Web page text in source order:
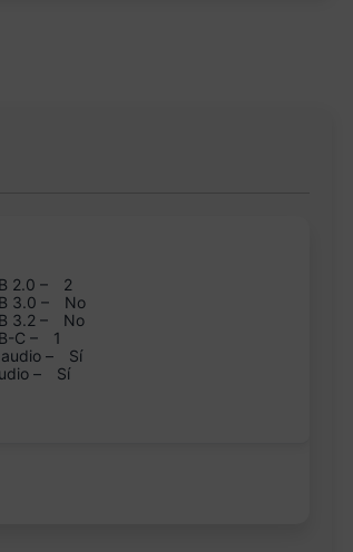
2.0 –
2
3.0 –
No
3.2 –
No
C –
1
–
Sí
–
Sí